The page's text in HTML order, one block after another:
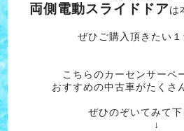
両側電動スライドドアは
ぜひご購入頂きたい１
こちらのカーセンサーペ
おすすめの中古車がたくさ
ぜひのぞいてみて
↓